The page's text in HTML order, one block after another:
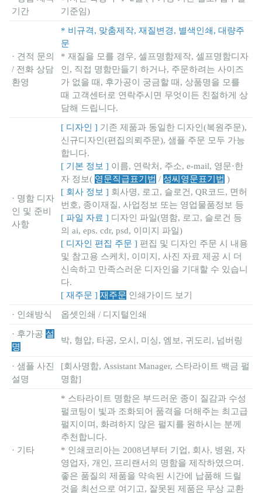
기간
기준임)
· 견적 문의
/ 전화 상담
환영
* 비규격, 맞춤제작, 재질변경, 별색인쇄, 대량주
문
* 재질을 모를 경우, 셀프명함제작, 셀프명함디자
인, 직접 명함만들기 하거나, 주문하려는 사이즈
가 없을 때, 후가공이 궁금할 때, 상품명을 모를
때 고객센터로 연락주시면 무엇이든 친절하게 상
담해 드립니다.
· 명함 디자
인 및 준비
사항
[ 디자인 ] 기존 제품과 동일한 디자인(복원주문),
신규디자인(편집의뢰주문), 샘플 주문 모두 가능
합니다.
[ 기본 정보 ] 이름, 연락처, 주소, e-mail, 영문·한
자 정보( 영문직급표기법 / 성씨영문표기법 )
[ 회사 정보 ] 회사명, 로고, 슬로건, QR코드, 면허
번호, 종이재질, 사업정보 또는 영업물품정보 등
[ 파일 자료 ] 디자인 파일(명함, 로고, 슬로건 등
의 ai, eps. cdr, psd, 이미지 파일)
[ 디자인 편집 주문 ] 편집 및 디자인 주문 시 내용
및 참고용 스케치, 이미지, 사진 자료 제공 시 더
신속하고 만족스러운 디자인을 기대할 수 있습니
다.
[ 재주문 ] 재주문 인쇄가이드 보기
· 인쇄방식 옵셋인쇄 / 디지털인쇄
· 후가공 설
명
박, 형압, 타공, 오시, 미싱, 엠보, 귀도리, 넘버링
· 샘플 사진
설명
[회사명함, Assistant Manager, 스타라이트 백금 펄
명함]
· 기타
* 스타라이트 명함은 부드러운 종이 질감과 수성
펄코팅이 빛과 조화되어 품격을 더해주는 최고급
펄지이며, 화려하지 않은 펄지를 원하시는 분께
추천합니다.
* 인쇄코리아는 2008년부터 기업, 회사, 병원, 자
영업자, 개인, 프리랜서의 명함을 제작하였으며.
좋은 품질의 제품을 약속된 시간에 납품해 드릴
것을 최선으로 여기고, 잘못된 제품은 무상 교환